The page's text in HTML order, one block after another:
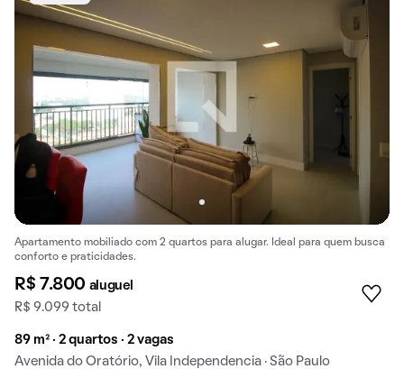
Apartamento mobiliado com 2 quartos para alugar. Ideal para quem busca
conforto e praticidades.
R$ 7.800 aluguel
R$ 9.099 total
89 m² · 2 quartos · 2 vagas
Avenida do Oratório, Vila Independencia · São Paulo